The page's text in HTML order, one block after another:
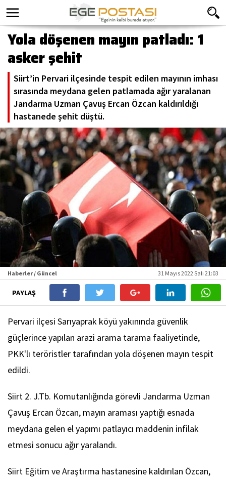
Yola döşenen mayın patladı: 1
asker şehit
Siirt’in Pervari ilçesinde tespit edilen mayının imhası
sırasında meydana gelen patlamada ağır yaralanan
Jandarma Uzman Çavuş Ercan Özcan kaldırıldığı
hastanede şehit düştü.
Haberler / Güncel 31 Mayıs 2022 Salı 21:03
PAYLAŞ
Pervari ilçesi Sarıyaprak köyü yakınında güvenlik
güçlerince yapılan arazi arama tarama faaliyetinde,
PKK'lı teröristler tarafından yola döşenen mayın tespit
edildi.
Siirt 2. J.Tb. Komutanlığında görevli Jandarma Uzman
Çavuş Ercan Özcan, mayın araması yaptığı esnada
meydana gelen el yapımı patlayıcı maddenin infilak
etmesi sonucu ağır yaralandı.
Siirt Eğitim ve Araştırma hastanesine kaldırılan Özcan,